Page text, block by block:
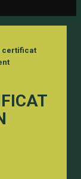
certificat